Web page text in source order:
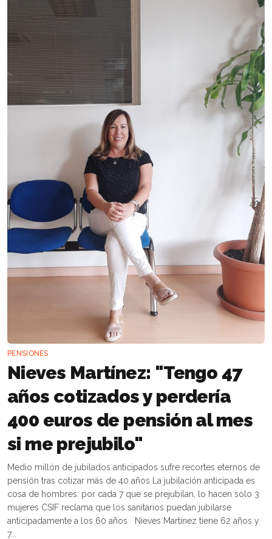
PENSIONES
Nieves Martínez: "Tengo 47
años cotizados y perdería
400 euros de pensión al mes
si me prejubilo"
Medio millón de jubilados anticipados sufre recortes eternos de
pensión tras cotizar más de 40 años La jubilación anticipada es
cosa de hombres: por cada 7 que se prejubilan, lo hacen solo 3
mujeres CSIF reclama que los sanitarios puedan jubilarse
anticipadamente a los 60 años Nieves Martínez tiene 62 años y
7...